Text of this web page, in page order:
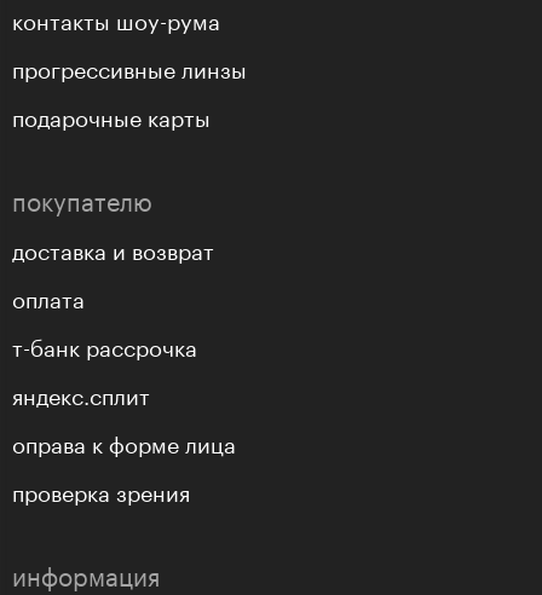
контакты шоу-рума
прогрессивные линзы
подарочные карты
покупателю
доставка и возврат
оплата
т-банк рассрочка
яндекс.сплит
оправа к форме лица
проверка зрения
информация